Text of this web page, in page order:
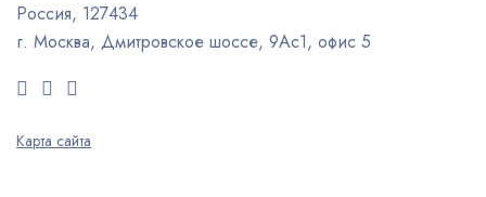
Россия, 127434
г. Москва, Дмитровское шоссе, 9Ас1, офис 5
Карта сайта